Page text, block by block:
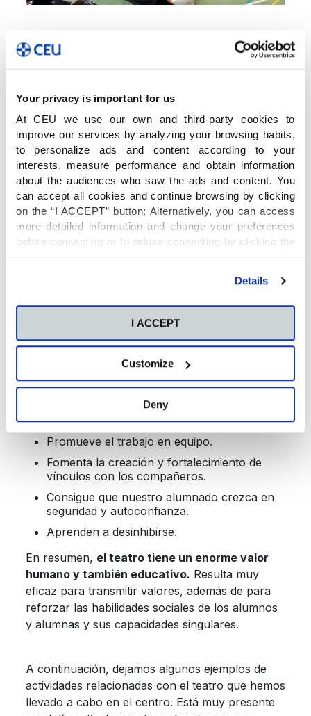
Your privacy is important for us
At CEU we use our own and third-party cookies to
improve our services by analyzing your browsing habits,
to personalize ads and content according to your
interests, measure performance and obtain information
about the audiences who saw the ads and content. You
can accept all cookies and continue browsing by clicking
on the “I ACCEPT” button; Alternatively, you can access
more detailed information and change your preferences
before consenting or to refuse consenting by clicking the
"Personalize" button. For more information you can visit
Details
I ACCEPT
Customize
Deny
La teatral es una metodología que
incentiva la
creatividad, la imaginación y la memoria.Con
el teatro, además, semejora la expresión
emociones.
Empleándolo en las distintas
materias podemos conseguir otros muchos más
beneficios:
El alumnado se erige en protagonista de su
propio aprendizaje.
Se estimulan sus sentidos, lo que favorece el
desarrollo cognitivo.
Niños y niñas aprenden a conectar con sus
Se pone en valor el proceso, que es igual de
importante que el resultado.
Entienden lo importante que es ser
constante y trabajar de manera
comprometida.
Mejora su capacidad de resolución de
problemas.
Permite trabajar valores y conceptos
abstractos.
Promueve el trabajo en equipo.
Fomenta la creación y fortalecimiento de
vínculos con los compañeros.
Consigue que nuestro alumnado crezca en
seguridad y autoconfianza.
Aprenden a desinhibirse.
En resumen, el teatro tiene un enorme valor
humano y también educativo. Resulta muy
eficaz para transmitir valores, además de para
reforzar las habilidades sociales de los alumnos
y alumnas y sus capacidades singulares.
A continuación, dejamos algunos ejemplos de
actividades relacionadas con el teatro que hemos
llevado a cabo en el centro. Está muy presente